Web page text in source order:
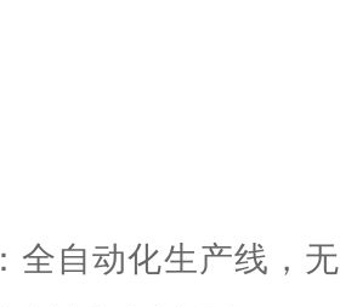
：全自动化生产线，